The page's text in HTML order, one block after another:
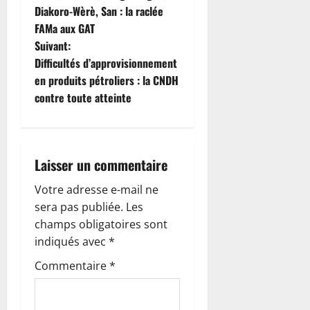
a
v
i
g
t
i
o
n
d
Diakoro-Wèrè, San : la raclée
FAMa aux GAT
Suivant:
Difficultés d’approvisionnement
en produits pétroliers : la CNDH
contre toute atteinte
Laisser un commentaire
Votre adresse e-mail ne
sera pas publiée. Les
champs obligatoires sont
indiqués avec *
Commentaire*